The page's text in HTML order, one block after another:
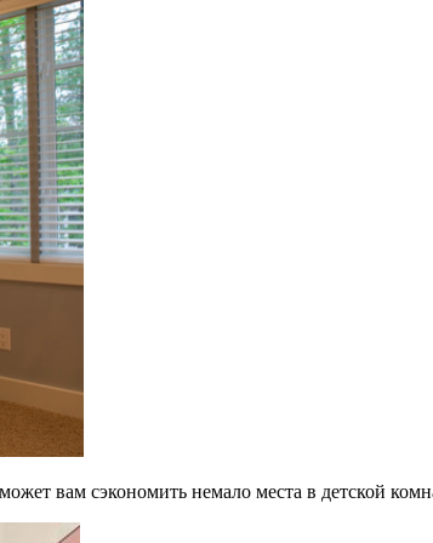
вам сэкономить немало места в детской